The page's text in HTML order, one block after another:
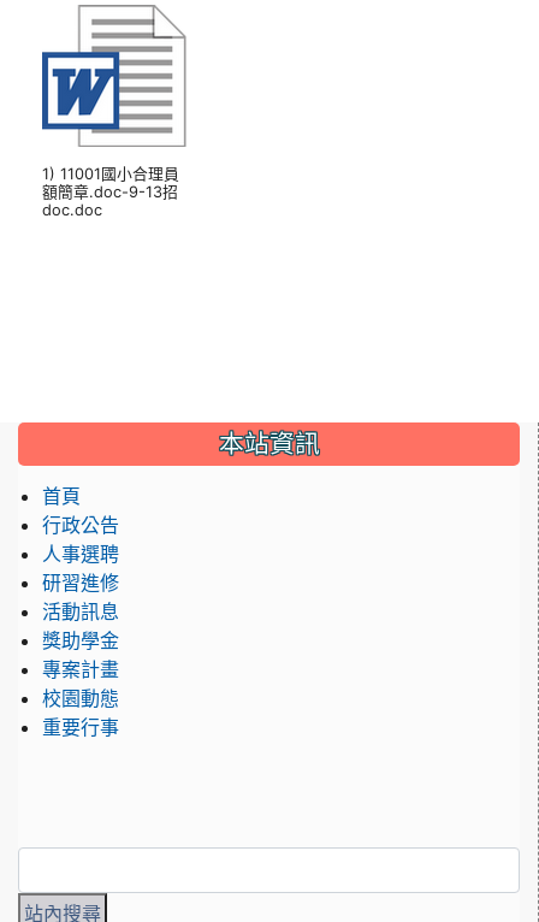
1) 11001國小合理員
額簡章.doc-9-13招
doc.doc
本站資訊
首頁
行政公告
人事選聘
研習進修
活動訊息
獎助學金
專案計畫
校園動態
重要行事